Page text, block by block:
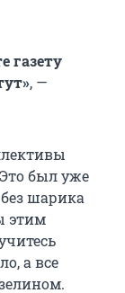
газету
, —
был уже
шарика
этим
а все